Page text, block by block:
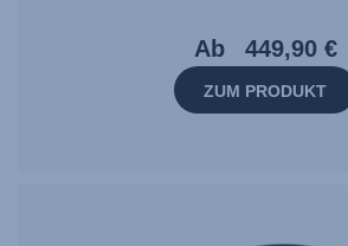
Ab 449,90 €
ZUM PRODUKT